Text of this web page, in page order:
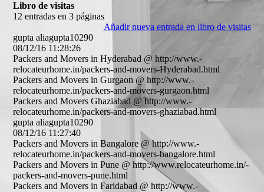
Libro de visitas
12 entradas en 3 páginas
Añadir nueva entrada en libro de visitas
gupta aliagupta10290
08/12/16 11:28:26
Packers and Movers in Hyderabad @ http:­//­www.­
relocateurhome.­in/­packers-­and-­movers-­Hyderabad.­html
Packers and Movers in Gurgaon @ http:­//­www.­
relocateurhome.­in/­packers-­and-­movers-­gurgaon.­html
Packers and Movers Ghaziabad @ http:­//­www.­
relocateurhome.­in/­packers-­and-­movers-­ghaziabad.­html
gupta aliagupta10290
08/12/16 11:27:40
Packers and Movers in Bangalore @ http:­//­www.­
relocateurhome.­in/­packers-­and-­movers-­bangalore.­html
Packers and Movers in Pune @ http:­//­www.­relocateurhome.­in/­
packers-­and-­movers-­pune.­html
Packers and Movers in Faridabad @ http:­//­www.­